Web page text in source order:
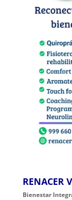
RENACER
Bienestar